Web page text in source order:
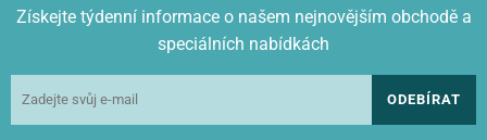
Získejte týdenní informace o našem nejnovějším obchodě a
speciálních nabídkách
ODEBÍRAT